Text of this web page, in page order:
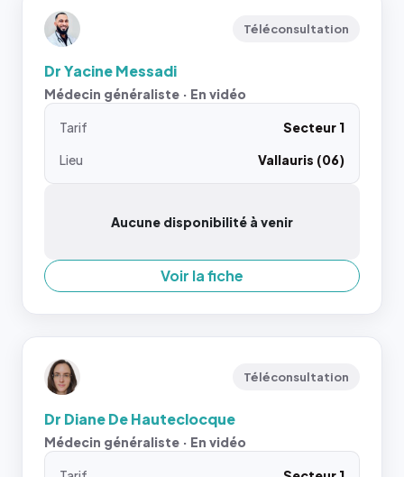
Téléconsultation
Dr Yacine Messadi
Médecin généraliste · En vidéo
Tarif
Secteur 1
Lieu
Vallauris (06)
Aucune disponibilité à venir
Voir la fiche
Téléconsultation
Dr Diane De Hauteclocque
Médecin généraliste · En vidéo